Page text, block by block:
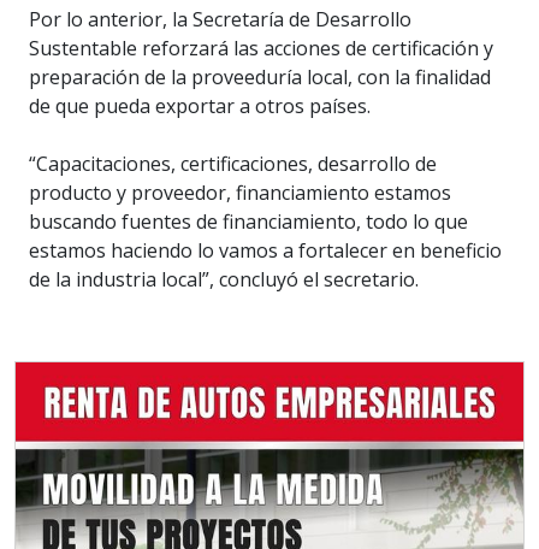
Por lo anterior, la Secretaría de Desarrollo
Sustentable reforzará las acciones de certificación y
preparación de la proveeduría local, con la finalidad
de que pueda exportar a otros países.
“Capacitaciones, certificaciones, desarrollo de
producto y proveedor, financiamiento estamos
buscando fuentes de financiamiento, todo lo que
estamos haciendo lo vamos a fortalecer en beneficio
de la industria local”, concluyó el secretario.